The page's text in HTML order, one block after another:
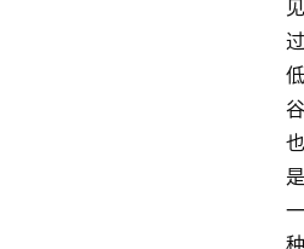
见
过
低
谷
也
是
一
种